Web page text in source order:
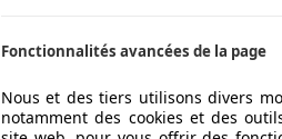
Fonctionnalités avancées de la page
Nous et des tiers utilisons divers
notamment des cookies et des